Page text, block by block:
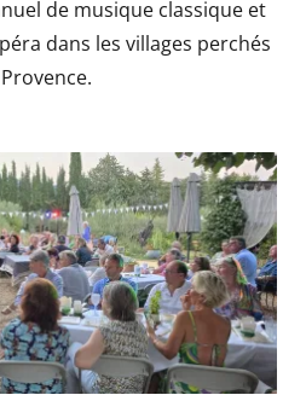
de musique classique et
dans les villages perchés